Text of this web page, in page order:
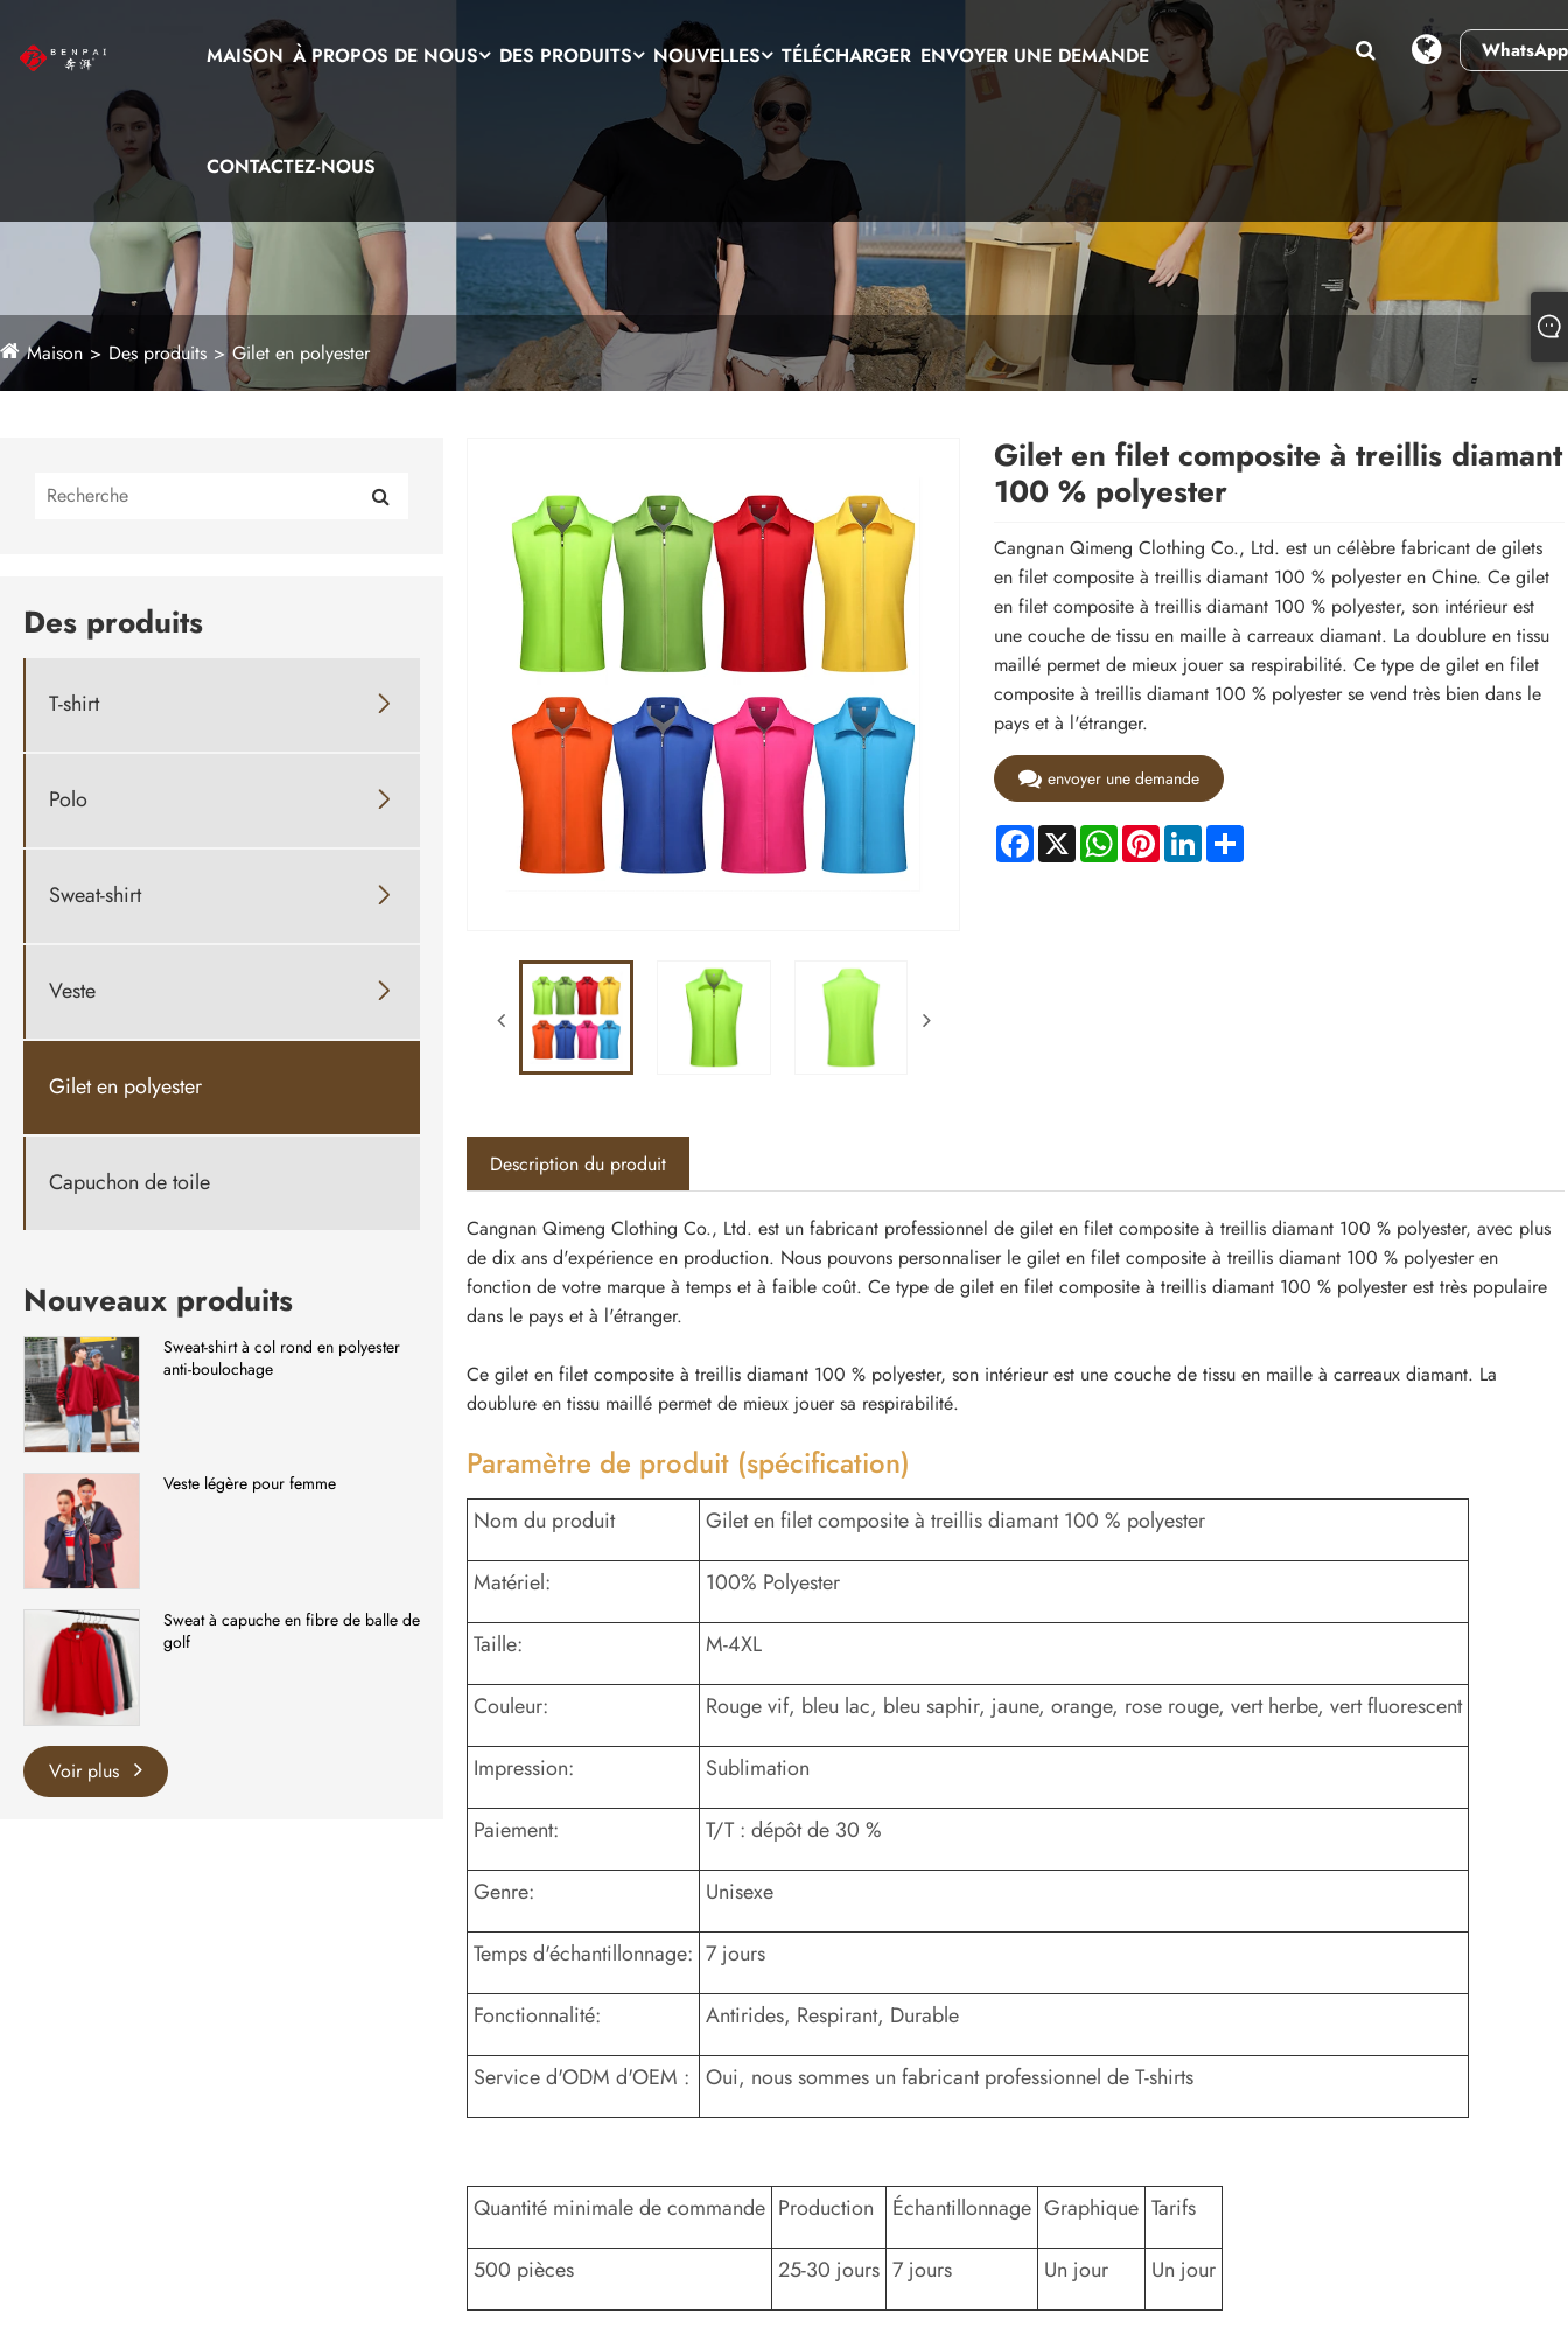
WhatsApp
MAISON À PROPOS DE NOUS DES PRODUITS NOUVELLES TÉLÉCHARGER ENVOYER UNE DEMANDE
CONTACTEZ-NOUS
Maison Des produits Gilet en polyester
Des produits
T-shirt 
Polo 
Sweat-shirt 
Veste 
Gilet en polyester
Capuchon de toile
Nouveaux produits
Sweat-shirt à col rond en polyester
anti-boulochage
Veste légère pour femme
Sweat à capuche en fibre de balle de
golf
Voir plus
Gilet en filet composite à treillis diamant
100 % polyester
Cangnan Qimeng Clothing Co., Ltd. est un célèbre fabricant de gilets
en filet composite à treillis diamant 100 % polyester en Chine. Ce gilet
en filet composite à treillis diamant 100 % polyester, son intérieur est
une couche de tissu en maille à carreaux diamant. La doublure en tissu
maillé permet de mieux jouer sa respirabilité. Ce type de gilet en filet
composite à treillis diamant 100 % polyester se vend très bien dans le
pays et à l'étranger.
envoyer une demande
Facebook
X WhatsApp
PinterestLinkedInShare
Description du produit
Cangnan Qimeng Clothing Co., Ltd. est un fabricant professionnel de gilet en filet composite à treillis diamant 100 % polyester, avec plus
de dix ans d'expérience en production. Nous pouvons personnaliser le gilet en filet composite à treillis diamant 100 % polyester en
fonction de votre marque à temps et à faible coût. Ce type de gilet en filet composite à treillis diamant 100 % polyester est très populaire
dans le pays et à l'étranger.
Ce gilet en filet composite à treillis diamant 100 % polyester, son intérieur est une couche de tissu en maille à carreaux diamant. La
doublure en tissu maillé permet de mieux jouer sa respirabilité.
Paramètre de produit (spécification)
Nom du produit Gilet en filet composite à treillis diamant 100 % polyester
Matériel: 100% Polyester
Taille: M-4XL
Couleur: Rouge vif, bleu lac, bleu saphir, jaune, orange, rose rouge, vert herbe, vert fluorescent
Impression: Sublimation
Paiement: T/T : dépôt de 30 %
Genre: Unisexe
Temps d'échantillonnage: 7 jours
Fonctionnalité: Antirides, Respirant, Durable
Service d'ODM d'OEM : Oui, nous sommes un fabricant professionnel de T-shirts
Quantité minimale de commande Production Échantillonnage Graphique Tarifs
500 pièces 25-30 jours 7 jours Un jour Un jour